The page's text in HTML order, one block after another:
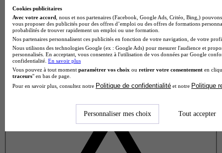
Cookies publicitaires
Avec votre accord , nous et nos partenaires (Facebook, Google Ads, Critéo, Bing,)
vous proposer des publicités pour des offres d’emploi ou des offres de formations
probabilités de trouver rapidement un emploi ou une formation.
Nos partenaires personnalisent ces publicités en fonction de votre navigation, de votre
Nous utilisons des technologies Google (ex : Google Ads) pour mesurer l'audience et
personnalisés. En acceptant, vous consentez à l'utilisation de vos données par Google
confidentialité. En savoir plus
Vous pouvez à tout moment paramétrer vos choix ou retirer votre consentement en
traceurs" en bas de page.
Pour en savoir plus, consultez notre Politique de confidentialité et notre Politique
Personnaliser mes choix Tout accepter